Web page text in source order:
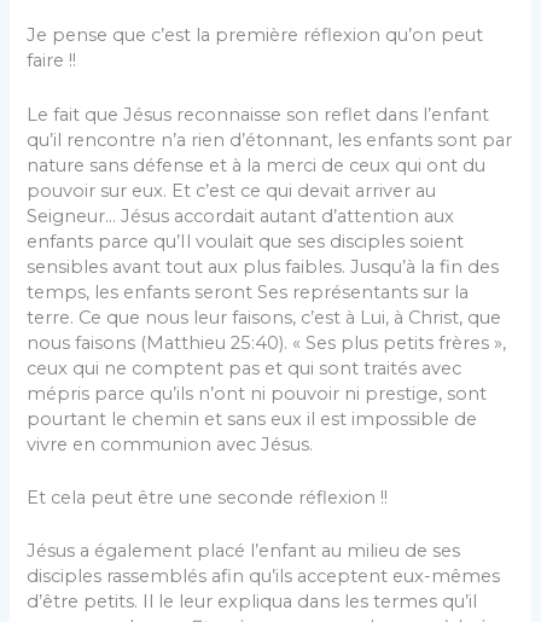
Je pense que c’est la première réflexion qu’on peut
faire !!
Le fait que Jésus reconnaisse son reflet dans l’enfant
qu’il rencontre n’a rien d’étonnant, les enfants sont par
nature sans défense et à la merci de ceux qui ont du
pouvoir sur eux. Et c’est ce qui devait arriver au
Seigneur… Jésus accordait autant d’attention aux
enfants parce qu’Il voulait que ses disciples soient
sensibles avant tout aux plus faibles. Jusqu’à la fin des
temps, les enfants seront Ses représentants sur la
terre. Ce que nous leur faisons, c’est à Lui, à Christ, que
nous faisons (Matthieu 25:40). « Ses plus petits frères »,
ceux qui ne comptent pas et qui sont traités avec
mépris parce qu’ils n’ont ni pouvoir ni prestige, sont
pourtant le chemin et sans eux il est impossible de
vivre en communion avec Jésus.
Et cela peut être une seconde réflexion !!
Jésus a également placé l’enfant au milieu de ses
disciples rassemblés afin qu’ils acceptent eux-mêmes
d’être petits. Il le leur expliqua dans les termes qu’il